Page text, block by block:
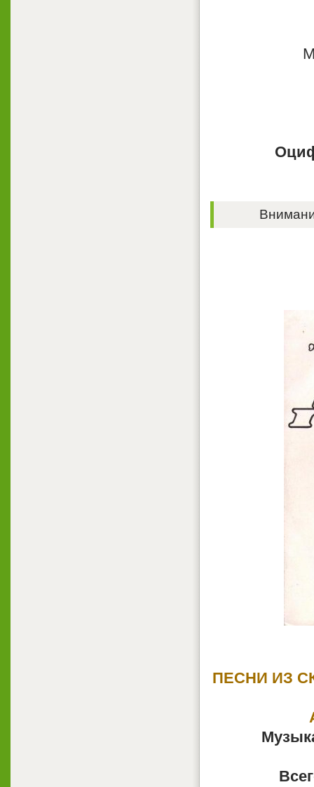
ПЕСНИ ИЗ